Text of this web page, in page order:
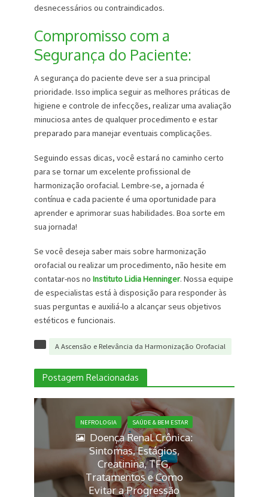
desnecessários ou contraindicados.
Compromisso com a
Segurança do Paciente:
A segurança do paciente deve ser a sua principal
prioridade. Isso implica seguir as melhores práticas de
higiene e controle de infecções, realizar uma avaliação
minuciosa antes de qualquer procedimento e estar
preparado para manejar eventuais complicações.
Seguindo essas dicas, você estará no caminho certo
para se tornar um excelente profissional de
harmonização orofacial. Lembre-se, a jornada é
contínua e cada paciente é uma oportunidade para
aprender e aprimorar suas habilidades. Boa sorte em
sua jornada!
Se você deseja saber mais sobre harmonização
orofacial ou realizar um procedimento, não hesite em
contatar-nos no Instituto Lidia Henninger. Nossa equipe
de especialistas está à disposição para responder às
suas perguntas e auxiliá-lo a alcançar seus objetivos
estéticos e funcionais.
A Ascensão e Relevância da Harmonização Orofacial
Postagem Relacionadas
NEFROLOGIA SAÚDE & BEM ESTAR
Doença Renal Crônica:
Sintomas, Estágios,
Creatinina, TFG,
Tratamentos e Como
Evitar a Progressão